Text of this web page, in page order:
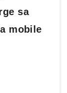
sa
mobile